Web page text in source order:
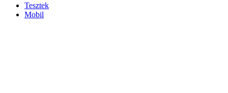
Tesztek
Mobil